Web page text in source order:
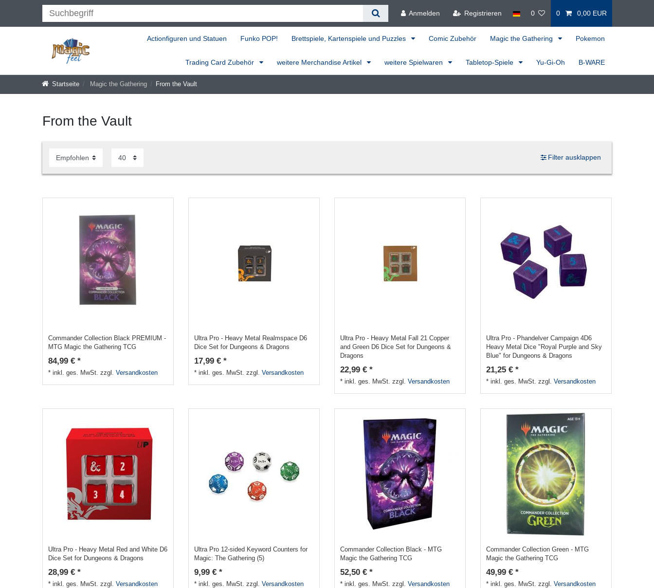
Anmelden Registrieren 0 0 0,00 EUR
Actionfiguren und Statuen Funko POP! Brettspiele, Kartenspiele und Puzzles Comic Zubehör Magic the Gathering Pokemon
Trading Card Zubehör weitere Merchandise Artikel weitere Spielwaren Tabletop-Spiele Yu-Gi-Oh B-WARE
Startseite Magic the Gathering From the Vault
From the Vault
Filter ausklappen
Commander Collection Black PREMIUM -
MTG Magic the Gathering TCG
84,99 € *
*inkl. ges. MwSt. zzgl.Versandkosten
Ultra Pro - Heavy Metal Realmspace D6
Dice Set for Dungeons & Dragons
17,99 € *
*inkl. ges. MwSt. zzgl.Versandkosten
Ultra Pro - Heavy Metal Fall 21 Copper
and Green D6 Dice Set for Dungeons &
Dragons
22,99 € *
*inkl. ges. MwSt. zzgl.Versandkosten
Ultra Pro - Phandelver Campaign 4D6
Heavy Metal Dice "Royal Purple and Sky
Blue" for Dungeons & Dragons
21,25 € *
*inkl. ges. MwSt. zzgl.Versandkosten
Ultra Pro - Heavy Metal Red and White D6
Dice Set for Dungeons & Dragons
28,99 € *
*inkl. ges. MwSt. zzgl.Versandkosten
Ultra Pro 12-sided Keyword Counters for
Magic: The Gathering (5)
9,99 € *
*inkl. ges. MwSt. zzgl.Versandkosten
Commander Collection Black - MTG
Magic the Gathering TCG
52,50 € *
*inkl. ges. MwSt. zzgl.Versandkosten
Commander Collection Green - MTG
Magic the Gathering TCG
49,99 € *
*inkl. ges. MwSt. zzgl.Versandkosten